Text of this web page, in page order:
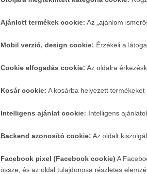
Ajánlott termékek cookie: Az „ajánlom
Mobil verzió, design cookie: Érzékeli a
Cookie elfogadás cookie: Az oldalra
Kosár cookie: A kosárba helyezett
Intelligens ajánlat cookie: Intelligens
Backend azonosító cookie: Az oldalt
Facebook pixel (Facebook cookie) A
össze, és az oldal tulajdonosa részletes